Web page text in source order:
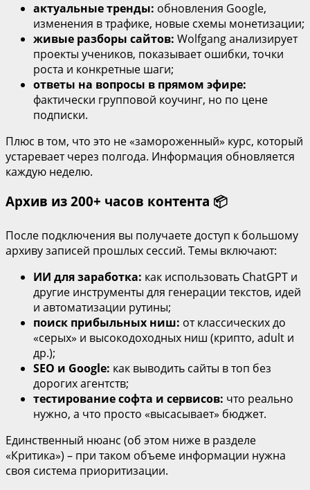
актуальные тренды: обновления Google,
изменения в трафике, новые схемы монетизации;
живые разборы сайтов: Wolfgang анализирует
проекты учеников, показывает ошибки, точки
роста и конкретные шаги;
ответы на вопросы в прямом эфире:
фактически групповой коучинг, но по цене
подписки.
Плюс в том, что это не «замороженный» курс, который
устаревает через полгода. Информация обновляется
каждую неделю.
Архив из 200+ часов контента 📦
После подключения вы получаете доступ к большому
архиву записей прошлых сессий. Темы включают:
ИИ для заработка: как использовать ChatGPT и
другие инструменты для генерации текстов, идей
и автоматизации рутины;
поиск прибыльных ниш: от классических до
«серых» и высокодоходных ниш (крипто, adult и
др.);
SEO и Google: как выводить сайты в топ без
дорогих агентств;
тестирование софта и сервисов: что реально
нужно, а что просто «высасывает» бюджет.
Единственный нюанс (об этом ниже в разделе
«Критика») – при таком объеме информации нужна
своя система приоритизации.